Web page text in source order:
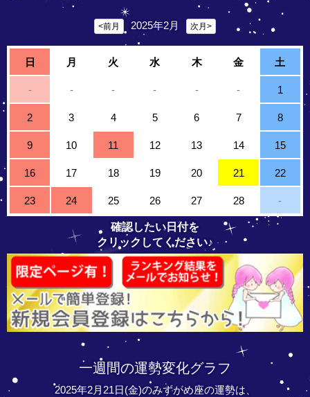
<前月 2025年2月 次月>
日 月 火 水 木 金 土
- - - - - - 1
2 3 4 5 6 7 8
9 10 11 12 13 14 15
16 17 18 19 20 21 22
23 24 25 26 27 28 -
確認したい日付を
クリックしてください♪
一週間の運勢変化グラフ
2025年2月21日(金)のみずがめ座の運勢は、